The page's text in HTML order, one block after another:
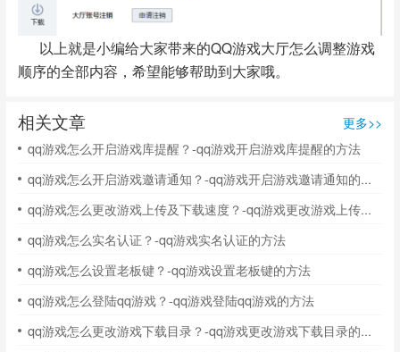
以上就是小编给大家带来的QQ游戏大厅怎么调整游戏
顺序的全部内容，希望能够帮助到大家哦。
相关文章
更多>>
qq游戏怎么开启游戏库提醒？-qq游戏开启游戏库提醒的方法
qq游戏怎么开启游戏邀请通知？-qq游戏开启游戏邀请通知的方法
qq游戏怎么更改游戏上传及下载速度？-qq游戏更改游戏上传及下载速度的方法
qq游戏怎么实名认证？-qq游戏实名认证的方法
qq游戏怎么设置老板键？-qq游戏设置老板键的方法
qq游戏怎么登陆qq游戏？-qq游戏登陆qq游戏的方法
qq游戏怎么更改游戏下载目录？-qq游戏更改游戏下载目录的操作流程